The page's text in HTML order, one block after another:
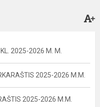
2025-2026 M. M.
2025-2026 M.M.
2025-2026 M.M.